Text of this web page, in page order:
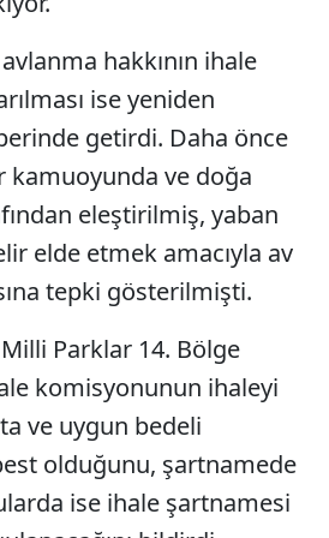
hakkının ihale
ise yeniden
getirdi. Daha önce
kamuoyunda ve doğa
eleştirilmiş, yaban
elde etmek amacıyla av
tepki gösterilmişti.
Parklar 14. Bölge
komisyonunun ihaleyi
ve uygun bedeli
olduğunu, şartnamede
ise ihale şartnamesi